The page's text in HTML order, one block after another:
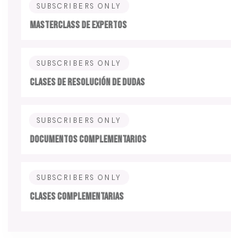
SUBSCRIBERS ONLY
MASTERCLASS DE EXPERTOS
SUBSCRIBERS ONLY
CLASES DE RESOLUCIÓN DE DUDAS
SUBSCRIBERS ONLY
DOCUMENTOS COMPLEMENTARIOS
SUBSCRIBERS ONLY
CLASES COMPLEMENTARIAS